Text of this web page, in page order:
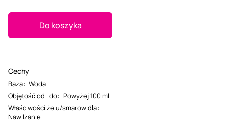
Do koszyka
Cechy
Baza: Woda
Objętość od i do: Powyżej 100 ml
Właściwości żelu/smarowidła:
Nawilżanie